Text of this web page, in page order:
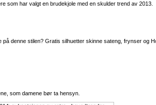
som har valgt en brudekjole med en skulder trend av 2013.
denne stilen? Gratis silhuetter skinne sateng, frynser og
som damene bør ta hensyn.